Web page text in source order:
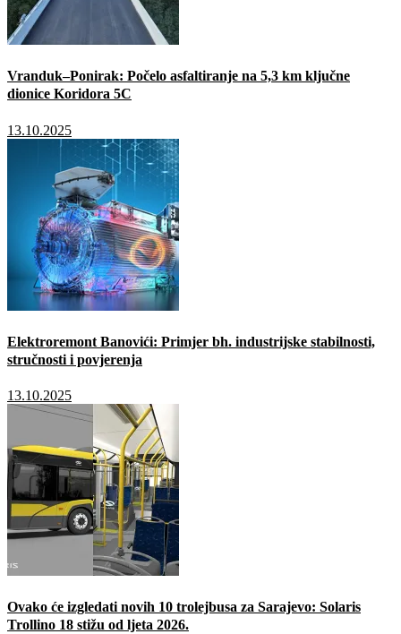
Vranduk–Ponirak: Počelo asfaltiranje na 5,3 km ključne
dionice Koridora 5C
13.10.2025
Elektroremont Banovići: Primjer bh. industrijske stabilnosti,
stručnosti i povjerenja
13.10.2025
Ovako će izgledati novih 10 trolejbusa za Sarajevo: Solaris
Trollino 18 stižu od ljeta 2026.